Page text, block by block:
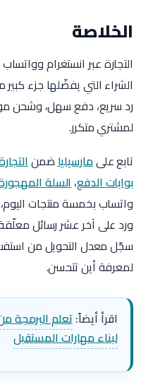
الخلاصة
التجارة عبر انستغرام
الشراء التي يفضّلها جزء
رد سريع، دفع سهل، وشحن
لمشتري متكرر.
تابع علىمارسيلياضمن
بوابات الدفع،السلة
واتساب بخمسة منتجات
ورد على آخر عشر رسائل
سجّل معدل التحويل من
لمعرفة أين تتحسن.
اقرأ أيضاً:تعلم البرمجة
لبناء مهارات المستقبل